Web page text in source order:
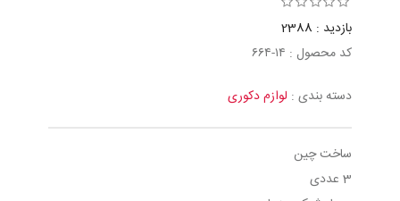
بازدید : 2388
کد محصول : ١٤-٦٦٤
دسته بندی : لوازم دکوری
ساخت چین
3 عددی